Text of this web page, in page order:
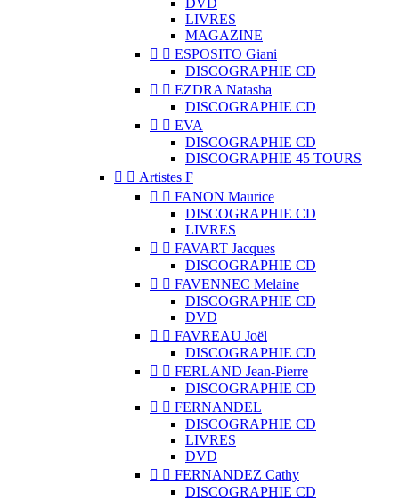
DVD
LIVRES
MAGAZINE
  ESPOSITO Giani
DISCOGRAPHIE CD
  EZDRA Natasha
DISCOGRAPHIE CD
  EVA
DISCOGRAPHIE CD
DISCOGRAPHIE 45 TOURS
  Artistes F
  FANON Maurice
DISCOGRAPHIE CD
LIVRES
  FAVART Jacques
DISCOGRAPHIE CD
  FAVENNEC Melaine
DISCOGRAPHIE CD
DVD
  FAVREAU Joël
DISCOGRAPHIE CD
  FERLAND Jean-Pierre
DISCOGRAPHIE CD
  FERNANDEL
DISCOGRAPHIE CD
LIVRES
DVD
  FERNANDEZ Cathy
DISCOGRAPHIE CD